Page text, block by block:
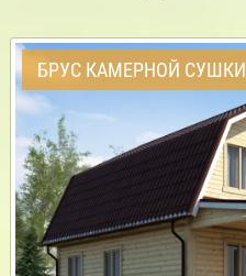
БРУС КАМЕРНОЙ СУШКИ